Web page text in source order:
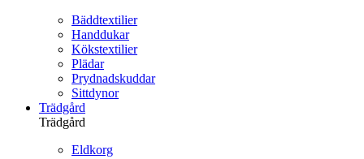
Bäddtextilier
Handdukar
Kökstextilier
Plädar
Prydnadskuddar
Sittdynor
Trädgård
Trädgård
Eldkorg